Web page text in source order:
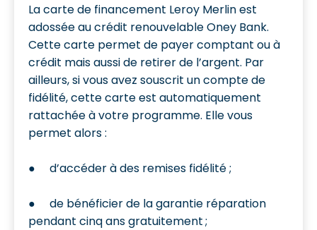
La carte de financement Leroy Merlin est
adossée au crédit renouvelable Oney Bank.
Cette carte permet de payer comptant ou à
crédit mais aussi de retirer de l’argent. Par
ailleurs, si vous avez souscrit un compte de
fidélité, cette carte est automatiquement
rattachée à votre programme. Elle vous
permet alors :
● d’accéder à des remises fidélité ;
● de bénéficier de la garantie réparation
pendant cinq ans gratuitement ;